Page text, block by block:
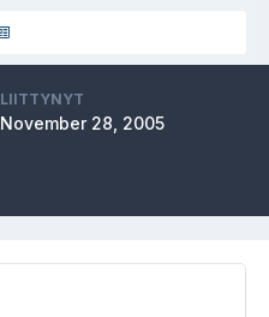
LIITTYNYT
November 28, 2005